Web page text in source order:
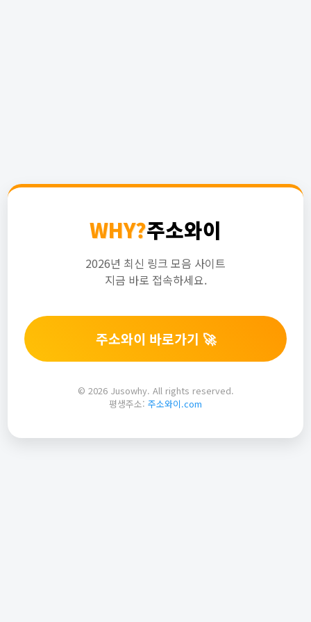
WHY?주소와이
2026년 최신 링크 모음 사이트
지금 바로 접속하세요.
주소와이 바로가기 🚀
© 2026 Jusowhy. All rights reserved.
평생주소: 주소와이.com